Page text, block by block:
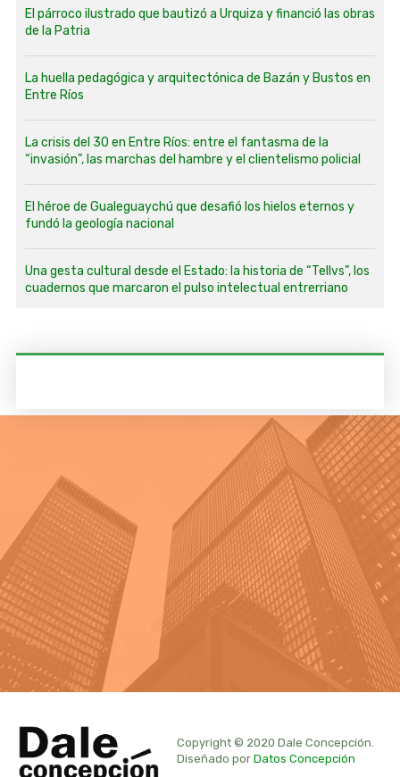
El párroco ilustrado que bautizó a Urquiza y financió las obras
de la Patria
La huella pedagógica y arquitectónica de Bazán y Bustos en
Entre Ríos
La crisis del 30 en Entre Ríos: entre el fantasma de la
“invasión”, las marchas del hambre y el clientelismo policial
El héroe de Gualeguaychú que desafió los hielos eternos y
fundó la geología nacional
Una gesta cultural desde el Estado: la historia de “Tellvs”, los
cuadernos que marcaron el pulso intelectual entrerriano
Copyright © 2020 Dale Concepción.
Diseñado por Datos Concepción